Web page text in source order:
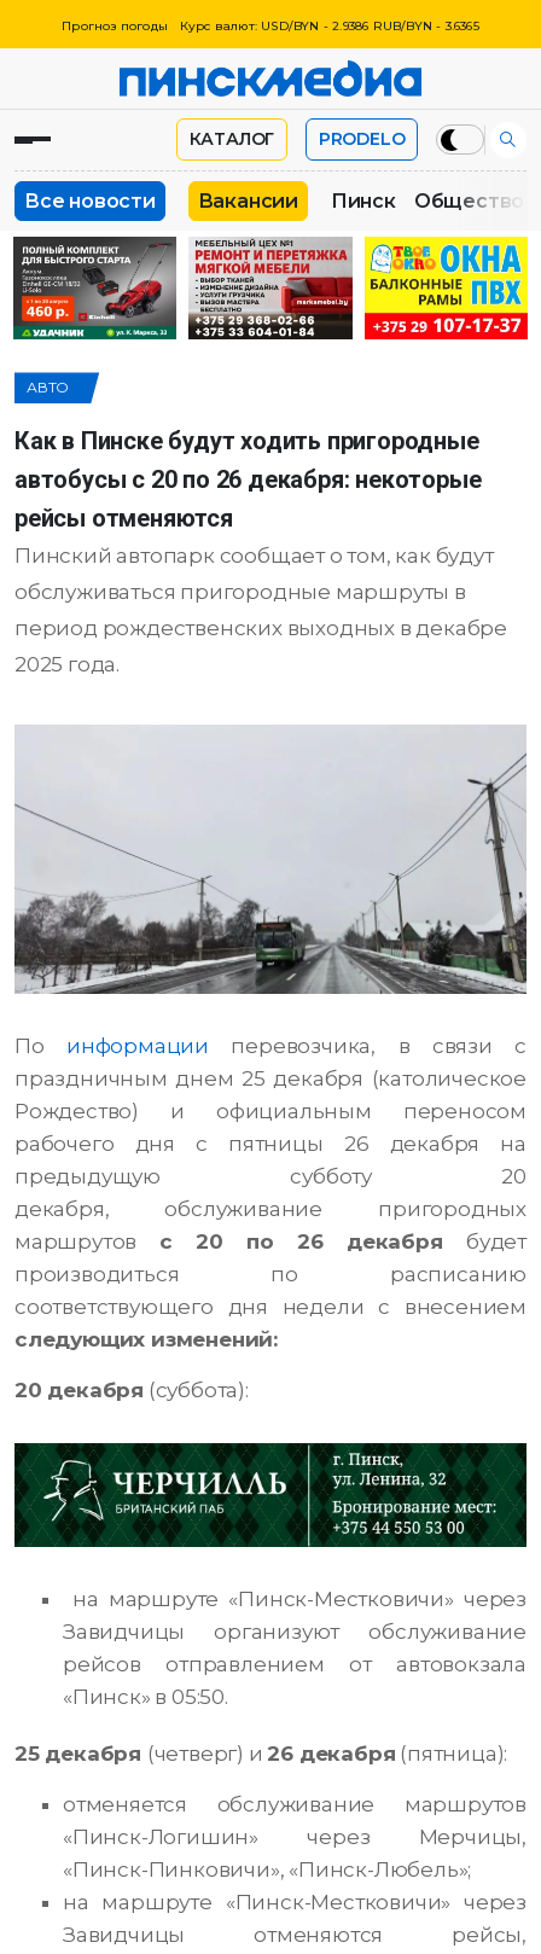
Прогноз погоды Курс валют: USD/BYN - 2.9386 RUB/BYN - 3.6365
КАТАЛОГ PRODELO
Все новости Вакансии Пинск Общество
АВТО
Как в Пинске будут ходить пригородные
автобусы с 20 по 26 декабря: некоторые
рейсы отменяются
Пинский автопарк сообщает о том, как будут
обслуживаться пригородные маршруты в
период рождественских выходных в декабре
2025 года.
По информации
перевозчика, в связи с
праздничным днем 25 декабря (католическое
Рождество) и официальным переносом
рабочего дня с пятницы 26 декабря на
предыдущую субботу 20
декабря, обслуживание пригородных
маршрутов с 20 по 26 декабря будет
производиться по расписанию
соответствующего дня недели с внесением
следующих изменений:
20 декабря (суббота):
на маршруте «Пинск-Местковичи» через
Завидчицы организуют обслуживание
рейсов отправлением от автовокзала
«Пинск» в 05:50.
25 декабря (четверг) и 26 декабря (пятница):
отменяется обслуживание маршрутов
«Пинск-Логишин» через Мерчицы,
«Пинск-Пинковичи», «Пинск-Любель»;
на маршруте «Пинск-Местковичи» через
Завидчицы отменяются рейсы,